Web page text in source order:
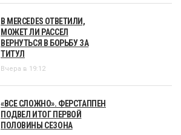
В MERCEDES ОТВЕТИЛИ,
МОЖЕТ ЛИ РАССЕЛ
ВЕРНУТЬСЯ В БОРЬБУ ЗА
ТИТУЛ
Вчера в 19:12
«ВСЕ СЛОЖНО». ФЕРСТАППЕН
ПОДВЕЛ ИТОГ ПЕРВОЙ
ПОЛОВИНЫ СЕЗОНА